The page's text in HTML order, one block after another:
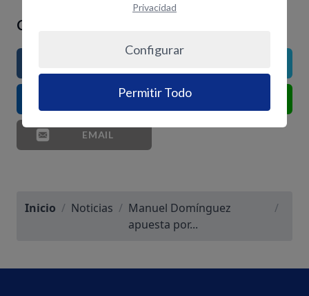
Comparte el artículo si te ha gustado
LINKEDIN
EMAIL
Inicio / Noticias / Manuel Domínguez
apuesta por...
/
Privacidad
Configurar
Permitir Todo